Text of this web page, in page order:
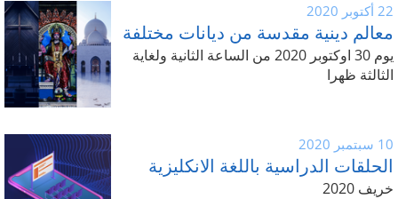
22 أكتوبر 2020
معالم دينية مقدسة من ديانات مختلفة
يوم 30 اوكتوبر 2020 من الساعة الثانية ولغاية
الثالثة ظهرا
10 سبتمبر 2020
الحلقات الدراسية باللغة الانكليزية
خريف 2020